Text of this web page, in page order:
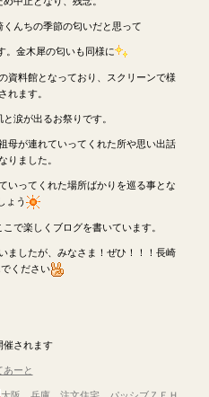
んちの季節の匂いだと思って
。金木犀の匂いも同様に
資料館となっており、スクリーンで様
れます。
涙が出るお祭りです。
母が連れていってくれた所や思い出話
りました。
いってくれた場所ばかりを巡る事とな
ょう
で楽しくブログを書いています。
ましたが、みなさま！ぜひ！！！長崎
ください
催されます
あーと